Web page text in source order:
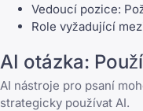
Vedoucí pozice:
Role vyžadující
AI otázka:
AI nástroje pro psaní
strategicky používat AI.